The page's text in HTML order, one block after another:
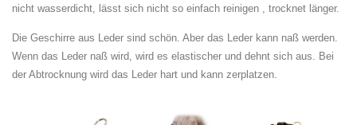
nicht wasserdicht, lässt sich nicht so einfach reinigen , trocknet länger.
Die Geschirre aus Leder sind schön. Aber das Leder kann naß werden.
Wenn das Leder naß wird, wird es elastischer und dehnt sich aus. Bei
der Abtrocknung wird das Leder hart und kann zerplatzen.